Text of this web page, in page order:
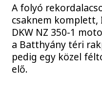
A folyó
csaknem
DKW NZ 350-1
a Batthyány téri
pedig egy közel
elő.